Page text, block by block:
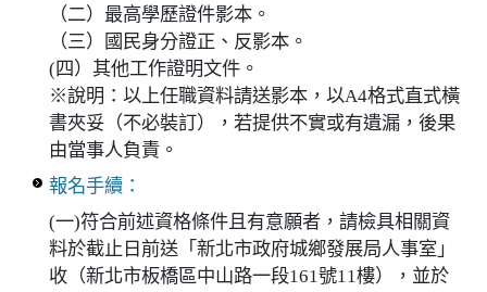
（二）最高學歷證件影本。
（三）國民身分證正、反影本。
(四）其他工作證明文件。
※說明：以上任職資料請送影本，以A4格式直式橫
書夾妥（不必裝訂），若提供不實或有遺漏，後果
由當事人負責。
報名手續：
(一)符合前述資格條件且有意願者，請檢具相關資
料於截止日前送「新北市政府城鄉發展局人事室」
收（新北市板橋區中山路一段161號11樓），並於